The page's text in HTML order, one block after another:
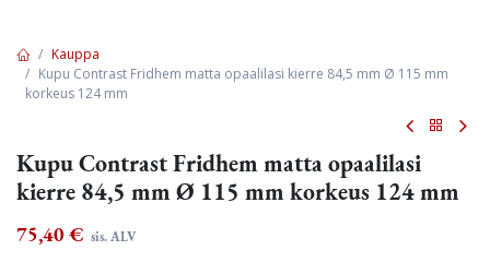
Kauppa
Kupu Contrast Fridhem matta opaalilasi kierre 84,5 mm Ø 115 mm
korkeus 124 mm
Kupu Contrast Fridhem matta opaalilasi
kierre 84,5 mm Ø 115 mm korkeus 124 mm
75,40 € sis. ALV